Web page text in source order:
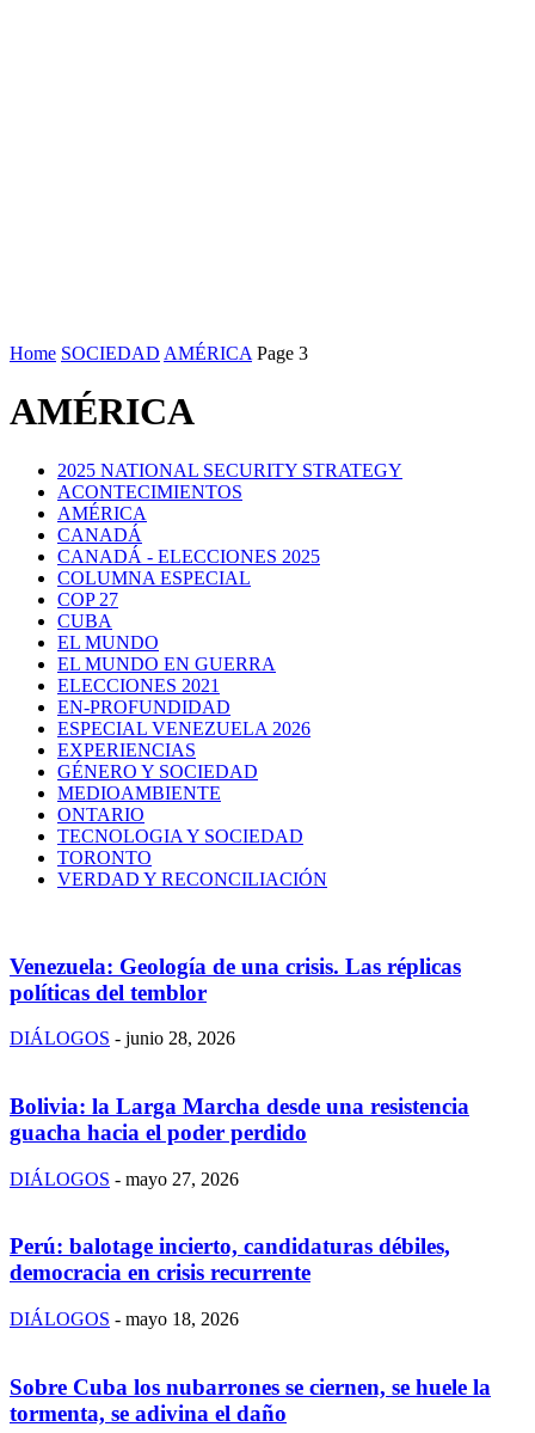
Home SOCIEDAD AMÉRICA Page 3
AMÉRICA
2025 NATIONAL SECURITY STRATEGY
ACONTECIMIENTOS
AMÉRICA
CANADÁ
CANADÁ - ELECCIONES 2025
COLUMNA ESPECIAL
COP 27
CUBA
EL MUNDO
EL MUNDO EN GUERRA
ELECCIONES 2021
EN-PROFUNDIDAD
ESPECIAL VENEZUELA 2026
EXPERIENCIAS
GÉNERO Y SOCIEDAD
MEDIOAMBIENTE
ONTARIO
TECNOLOGIA Y SOCIEDAD
TORONTO
VERDAD Y RECONCILIACIÓN
Venezuela: Geología de una crisis. Las réplicas
políticas del temblor
DIÁLOGOS - junio 28, 2026
Bolivia: la Larga Marcha desde una resistencia
guacha hacia el poder perdido
DIÁLOGOS - mayo 27, 2026
Perú: balotage incierto, candidaturas débiles,
democracia en crisis recurrente
DIÁLOGOS - mayo 18, 2026
Sobre Cuba los nubarrones se ciernen, se huele la
tormenta, se adivina el daño